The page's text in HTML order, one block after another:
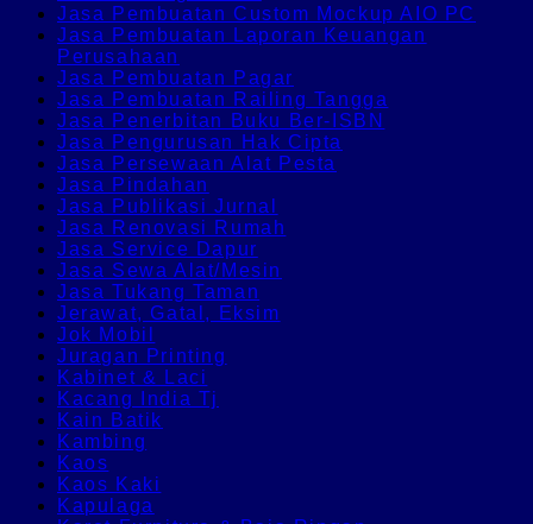
Jasa Pembuatan Custom Mockup AIO PC
Jasa Pembuatan Laporan Keuangan
Perusahaan
Jasa Pembuatan Pagar
Jasa Pembuatan Railing Tangga
Jasa Penerbitan Buku Ber-ISBN
Jasa Pengurusan Hak Cipta
Jasa Persewaan Alat Pesta
Jasa Pindahan
Jasa Publikasi Jurnal
Jasa Renovasi Rumah
Jasa Service Dapur
Jasa Sewa Alat/Mesin
Jasa Tukang Taman
Jerawat, Gatal, Eksim
Jok Mobil
Juragan Printing
Kabinet & Laci
Kacang India Tj
Kain Batik
Kambing
Kaos
Kaos Kaki
Kapulaga